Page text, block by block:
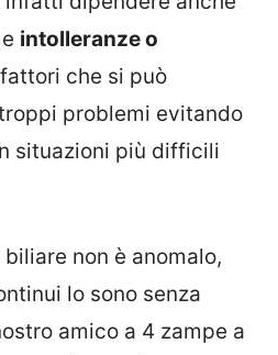
intolleranze o
che si può
problemi evitando
situazioni più difficili
non è anomalo,
lo sono senza
amico a 4 zampe a